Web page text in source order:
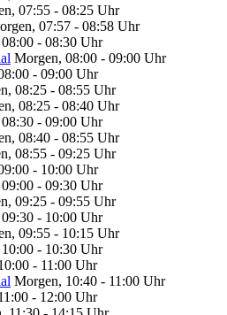
07:55 - 08:25 Uhr
07:57 - 08:58 Uhr
- 08:30 Uhr
Morgen, 08:00 - 09:00 Uhr
- 09:00 Uhr
08:25 - 08:55 Uhr
08:25 - 08:40 Uhr
- 09:00 Uhr
08:40 - 08:55 Uhr
08:55 - 09:25 Uhr
- 10:00 Uhr
- 09:30 Uhr
09:25 - 09:55 Uhr
- 10:00 Uhr
09:55 - 10:15 Uhr
- 10:30 Uhr
- 11:00 Uhr
Morgen, 10:40 - 11:00 Uhr
- 12:00 Uhr